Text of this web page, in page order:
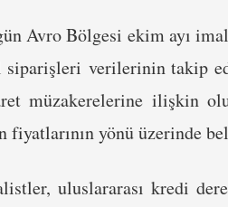
Avro Bölgesi ekim ayı
siparişleri verilerinin takip
müzakerelerine ilişkin
fiyatlarının yönü üzerinde
uluslararası kredi